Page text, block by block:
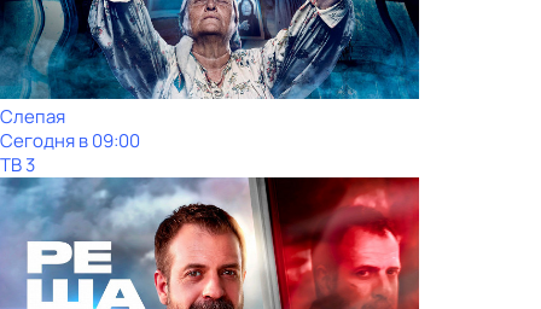
Слепая
Сегодня в 09:00
ТВ 3